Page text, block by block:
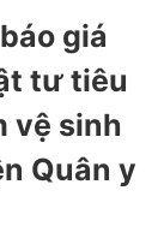
giá
tư tiêu
vệ sinh
Quân y